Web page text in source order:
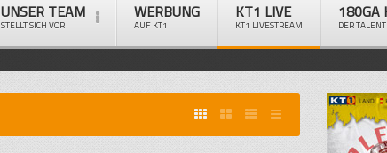
UNSER TEAM
STELLT SICH VOR
WERBUNG
AUF KT1
KT1 LIVE
KT1 LIVESTREAM
180GA
DER